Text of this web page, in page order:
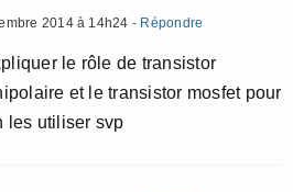
2014 à 14h24 - Répondre
le rôle de transistor
et le transistor mosfet pour
les utiliser svp